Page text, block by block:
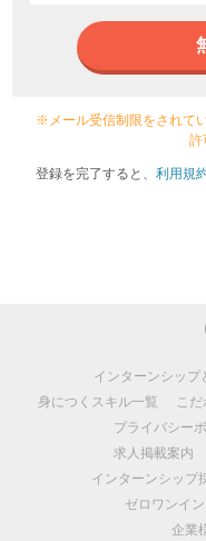
※メール受信制限をされて
許
登録を完了すると、 利用規
インターンシップ
身につくスキル一覧
こだ
プライバシー
求人掲載案内
インターンシップ
ゼロワンイ
企業